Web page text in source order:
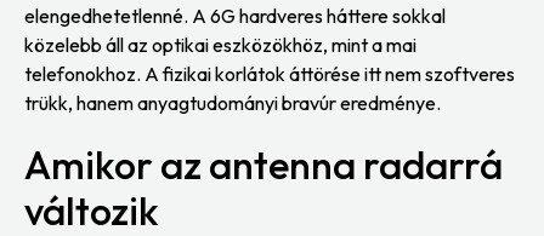
elengedhetetlenné. A 6G hardveres háttere sokkal
közelebb áll az optikai eszközökhöz, mint a mai
telefonokhoz. A fizikai korlátok áttörése itt nem szoftveres
trükk, hanem anyagtudományi bravúr eredménye.
Amikor az antenna radarrá
változik